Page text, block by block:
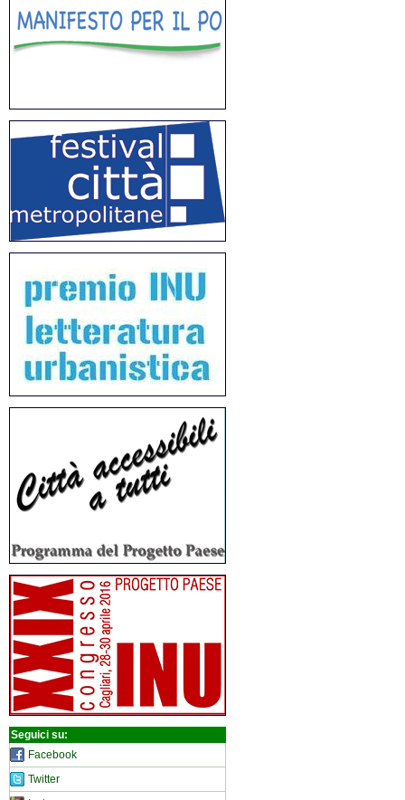
Seguici su:
Facebook
Twitter